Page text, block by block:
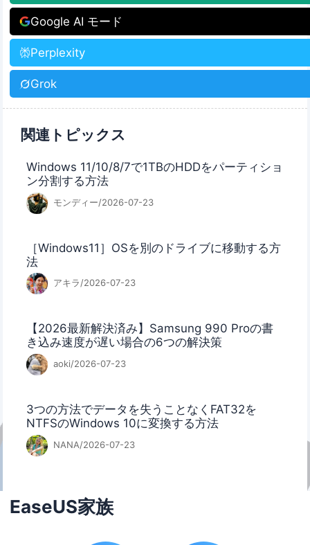
Google AI モード
Perplexity
Grok
関連トピックス
Windows 11/10/8/7で1TBのHDDをパーティショ
ン分割する方法
モンディー/2026-07-23
［Windows11］OSを別のドライブに移動する方
法
アキラ/2026-07-23
【2026最新解決済み】Samsung 990 Proの書
き込み速度が遅い場合の6つの解決策
aoki/2026-07-23
3つの方法でデータを失うことなくFAT32を
NTFSのWindows 10に変換する方法
NANA/2026-07-23
EaseUS家族